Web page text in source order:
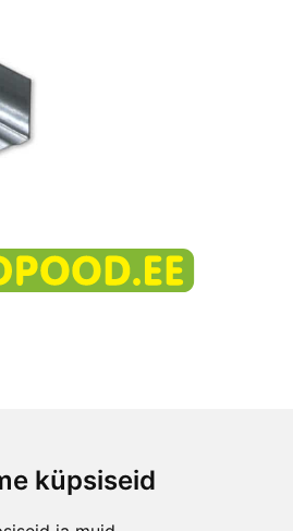
küpsiseid